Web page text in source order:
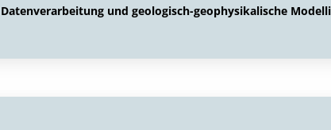
Datenverarbeitung und geologisch-geophysikalische